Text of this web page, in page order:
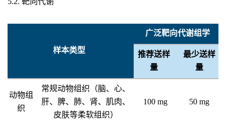
样本类型
广泛靶向代谢组学
推荐送样
量
最少送样
量
动物组
织
常规动物组织（脑、心、
肝、脾、肺、肾、肌肉、
皮肤等柔软组织）
100 mg 50 mg